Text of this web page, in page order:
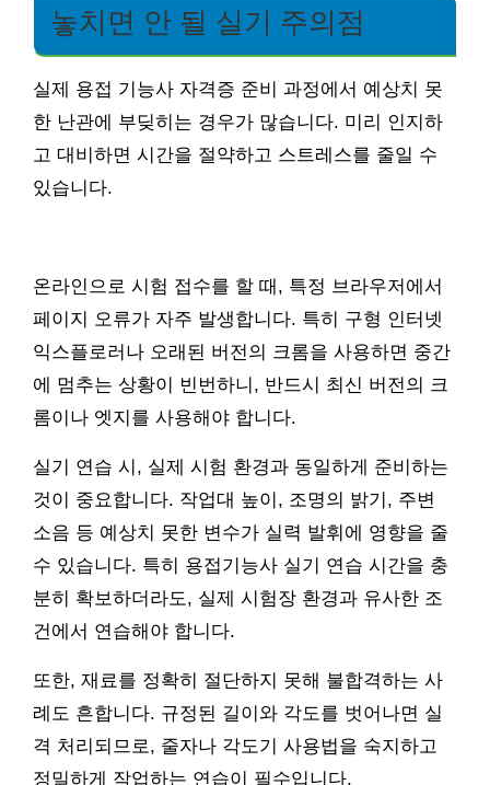
놓치면 안 될 실기 주의점
실제 용접 기능사 자격증 준비 과정에서 예상치 못
한 난관에 부딪히는 경우가 많습니다. 미리 인지하
고 대비하면 시간을 절약하고 스트레스를 줄일 수
있습니다.
온라인으로 시험 접수를 할 때, 특정 브라우저에서
페이지 오류가 자주 발생합니다. 특히 구형 인터넷
익스플로러나 오래된 버전의 크롬을 사용하면 중간
에 멈추는 상황이 빈번하니, 반드시 최신 버전의 크
롬이나 엣지를 사용해야 합니다.
실기 연습 시, 실제 시험 환경과 동일하게 준비하는
것이 중요합니다. 작업대 높이, 조명의 밝기, 주변
소음 등 예상치 못한 변수가 실력 발휘에 영향을 줄
수 있습니다. 특히 용접기능사 실기 연습 시간을 충
분히 확보하더라도, 실제 시험장 환경과 유사한 조
건에서 연습해야 합니다.
또한, 재료를 정확히 절단하지 못해 불합격하는 사
례도 흔합니다. 규정된 길이와 각도를 벗어나면 실
격 처리되므로, 줄자나 각도기 사용법을 숙지하고
정밀하게 작업하는 연습이 필수입니다.